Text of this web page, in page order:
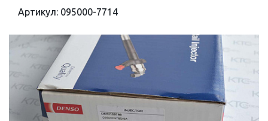
Артикул: 095000-7714